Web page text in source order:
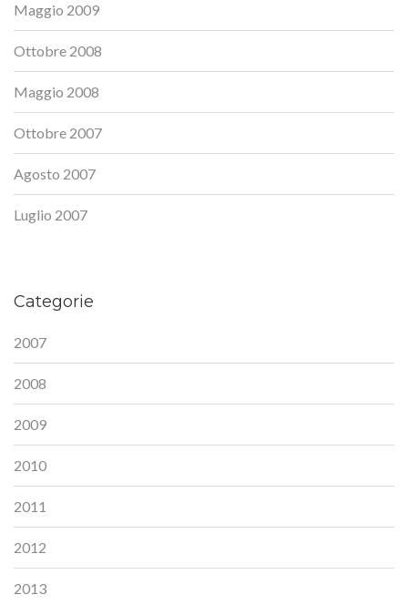
Maggio 2009
Ottobre 2008
Maggio 2008
Ottobre 2007
Agosto 2007
Luglio 2007
Categorie
2007
2008
2009
2010
2011
2012
2013